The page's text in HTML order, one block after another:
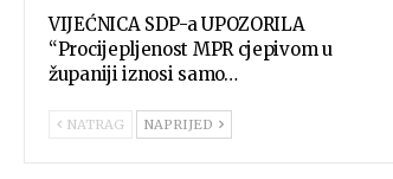
VIJEĆNICA SDP-a UPOZORILA
“Procijepljenost MPR cjepivom u
županiji iznosi samo…
NATRAG NAPRIJED